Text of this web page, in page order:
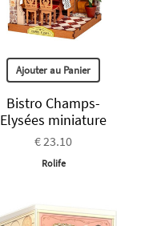
Ajouter au Panier
Bistro Champs-
Elysées miniature
€ 23.10
Rolife